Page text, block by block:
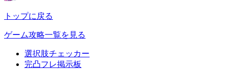
トップに戻る
ゲーム攻略一覧を見る
選択肢チェッカー
完凸フレ掲示板